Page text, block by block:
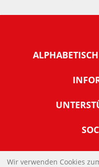
Warum
Tipps zur
Banner
Werden
Wir verwenden Cookies